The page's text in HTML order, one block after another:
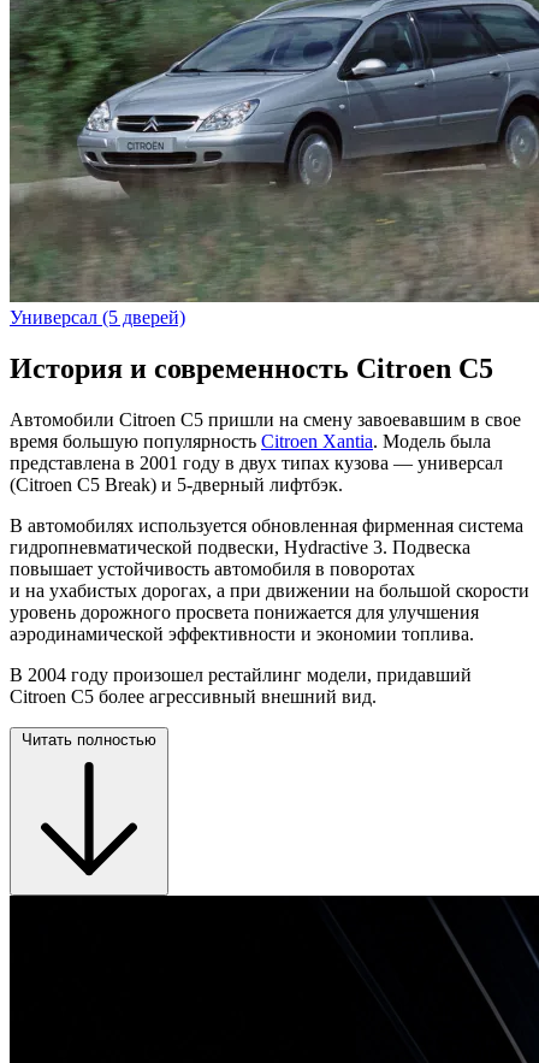
Универсал (5 дверей)
История и современность Citroen C5
Автомобили Citroen C5 пришли на смену завоевавшим в свое
время большую популярность Citroen Xantia. Модель была
представлена в 2001 году в двух типах кузова — универсал
(Citroen C5 Break) и 5-дверный лифтбэк.
В автомобилях используется обновленная фирменная система
гидропневматической подвески, Hydractive 3. Подвеска
повышает устойчивость автомобиля в поворотах
и на ухабистых дорогах, а при движении на большой скорости
уровень дорожного просвета понижается для улучшения
аэродинамической эффективности и экономии топлива.
В 2004 году произошел рестайлинг модели, придавший
Citroen C5 более агрессивный внешний вид.
Читать полностью